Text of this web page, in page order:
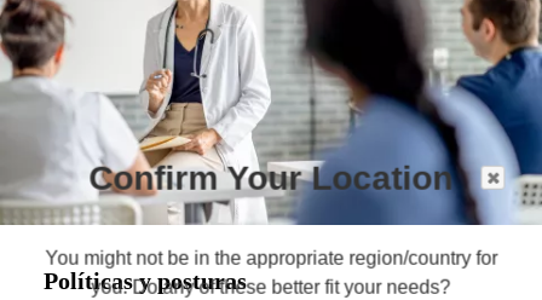
Políticas y posturas
Confirm Your Location
You might not be in the appropriate region/country for
you. Do any of these better fit your needs?